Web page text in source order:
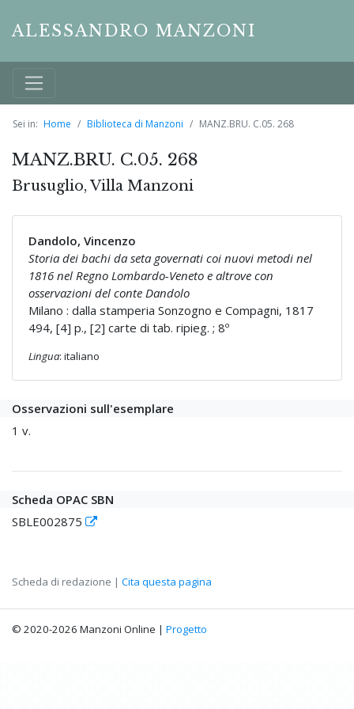
ALESSANDRO MANZONI
Sei in: Home Biblioteca di Manzoni MANZ.BRU. C.05. 268
MANZ.BRU. C.05. 268
Brusuglio, Villa Manzoni
Dandolo, Vincenzo
Storia dei bachi da seta governati coi nuovi metodi nel
1816 nel Regno Lombardo-Veneto e altrove con
osservazioni del conte Dandolo
Milano : dalla stamperia Sonzogno e Compagni, 1817
494, [4] p., [2] carte di tab. ripieg. ; 8º
Lingua: italiano
Osservazioni sull'esemplare
1 v.
Scheda OPAC SBN
SBLE002875
Scheda di redazione | Cita questa pagina
© 2020-2026 Manzoni Online | Progetto